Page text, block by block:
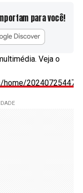
para você!
Veja o
home/